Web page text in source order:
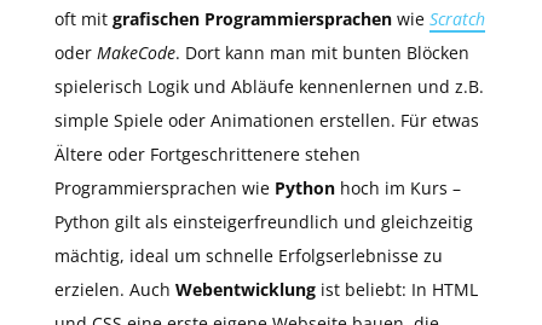
oft mit grafischen Programmiersprachen wie Scratch
oder MakeCode. Dort kann man mit bunten Blöcken
spielerisch Logik und Abläufe kennenlernen und z.B.
simple Spiele oder Animationen erstellen. Für etwas
Ältere oder Fortgeschrittenere stehen
Programmiersprachen wie Python hoch im Kurs –
Python gilt als einsteigerfreundlich und gleichzeitig
mächtig, ideal um schnelle Erfolgserlebnisse zu
erzielen. Auch Webentwicklung ist beliebt: In HTML